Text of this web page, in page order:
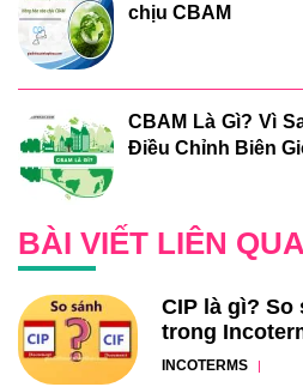
chịu CBAM
CBAM Là Gì? Vì
Điều Chỉnh Biên
BÀI VIẾT LIÊN
CIP là gì? So
trong
INCOTERMS